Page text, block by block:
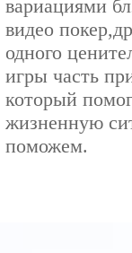
вариациями
видео
одного
игры часть
который
жизненную
поможем.